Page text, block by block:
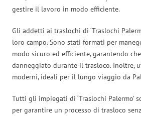
gestire il lavoro in modo efficiente.
Gli addetti ai traslochi di ‘Traslochi
loro campo. Sono stati formati per
modo sicuro ed efficiente, garantendo
danneggiato durante il trasloco. Inoltre,
moderni, ideali per il lungo viaggio da
Tutti gli impiegati di ‘Traslochi Palermo’
per garantire un processo di trasloco